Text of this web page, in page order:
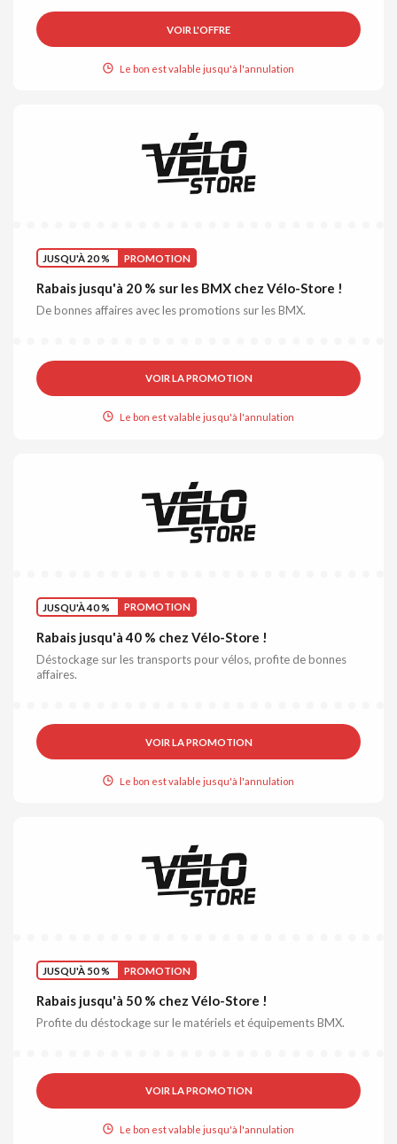
VOIR L'OFFRE
Le bon est valable jusqu'à l'annulation
JUSQU'À 20 % PROMOTION
Rabais jusqu'à 20 % sur les BMX chez Vélo-Store !
De bonnes affaires avec les promotions sur les BMX.
VOIR LA PROMOTION
Le bon est valable jusqu'à l'annulation
JUSQU'À 40 % PROMOTION
Rabais jusqu'à 40 % chez Vélo-Store !
Déstockage sur les transports pour vélos, profite de bonnes
affaires.
VOIR LA PROMOTION
Le bon est valable jusqu'à l'annulation
JUSQU'À 50 % PROMOTION
Rabais jusqu'à 50 % chez Vélo-Store !
Profite du déstockage sur le matériels et équipements BMX.
VOIR LA PROMOTION
Le bon est valable jusqu'à l'annulation